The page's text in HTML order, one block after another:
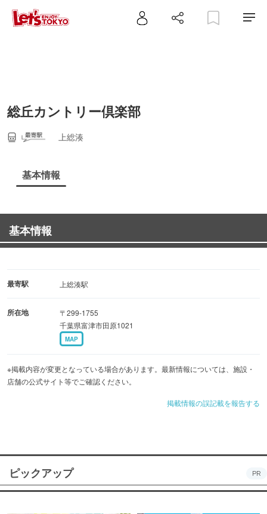
総丘カントリー倶楽部
上総湊
基本情報
基本情報
最寄駅 上総湊駅
所在地
〒299-1755
千葉県富津市田原1021
MAP
※掲載内容が変更となっている場合があります。最新情報については、施設・
店舗の公式サイト等でご確認ください。
掲載情報の誤記載を報告する
ピックアップ PR